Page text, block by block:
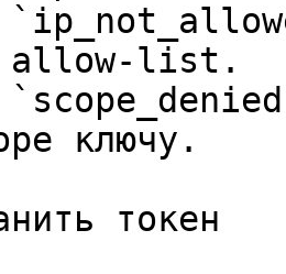
в allow-
токен